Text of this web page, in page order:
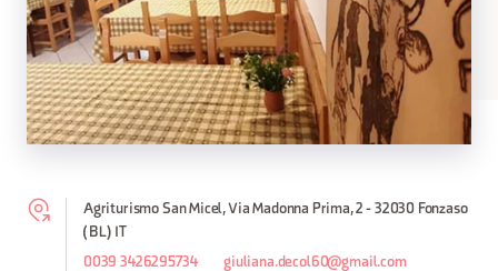
Agriturismo San Micel, Via Madonna Prima, 2 - 32030 Fonzaso
(BL) IT
0039 3426295734 giuliana.decol60@gmail.com